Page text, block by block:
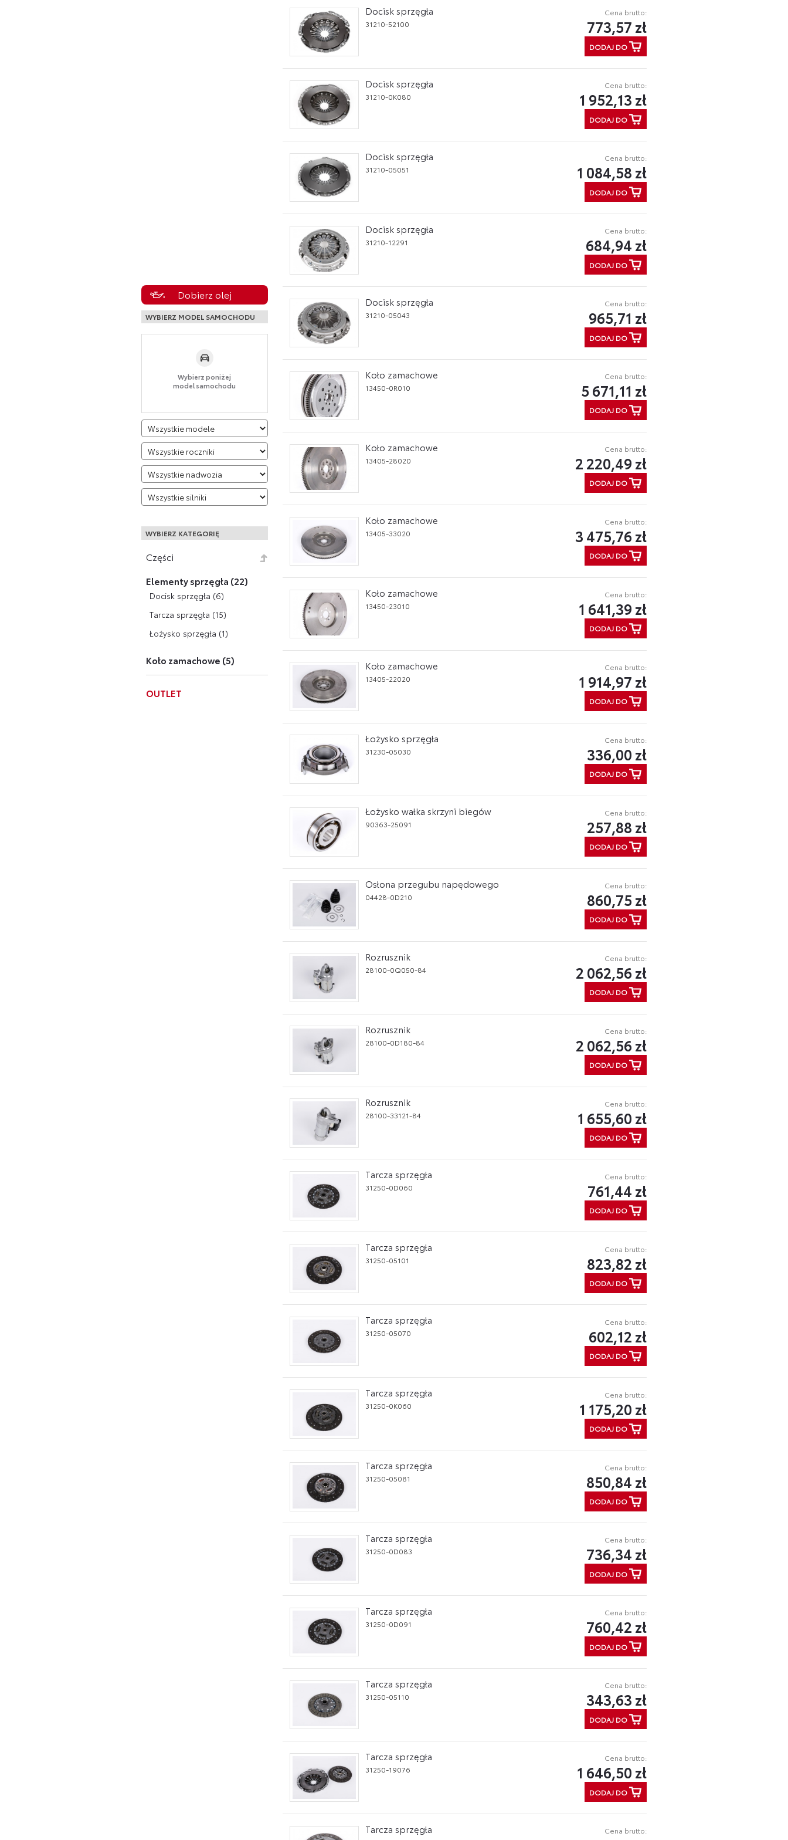
Dobierz olej
WYBIERZ MODEL SAMOCHODU
Wybierz poniżej
model samochodu
WYBIERZ KATEGORIĘ
Części
Elementy sprzęgła (22)
Docisk sprzęgła (6)
Tarcza sprzęgła (15)
Łoźysko sprzęgła (1)
Koło zamachowe (5)
OUTLET
Docisk sprzęgła
31210-52100
Cena brutto:
773,57 zł
DODAJ DO
Docisk sprzęgła
31210-0K080
Cena brutto:
1 952,13 zł
DODAJ DO
Docisk sprzęgła
31210-05051
Cena brutto:
1 084,58 zł
DODAJ DO
Docisk sprzęgła
31210-12291
Cena brutto:
684,94 zł
DODAJ DO
Docisk sprzęgła
31210-05043
Cena brutto:
965,71 zł
DODAJ DO
Koło zamachowe
13450-0R010
Cena brutto:
5 671,11 zł
DODAJ DO
Koło zamachowe
13405-28020
Cena brutto:
2 220,49 zł
DODAJ DO
Koło zamachowe
13405-33020
Cena brutto:
3 475,76 zł
DODAJ DO
Koło zamachowe
13450-23010
Cena brutto:
1 641,39 zł
DODAJ DO
Koło zamachowe
13405-22020
Cena brutto:
1 914,97 zł
DODAJ DO
Łożysko sprzęgła
31230-05030
Cena brutto:
336,00 zł
DODAJ DO
Łożysko wałka skrzyni biegów
90363-25091
Cena brutto:
257,88 zł
DODAJ DO
Osłona przegubu napędowego
04428-0D210
Cena brutto:
860,75 zł
DODAJ DO
Rozrusznik
28100-0Q050-84
Cena brutto:
2 062,56 zł
DODAJ DO
Rozrusznik
28100-0D180-84
Cena brutto:
2 062,56 zł
DODAJ DO
Rozrusznik
28100-33121-84
Cena brutto:
1 655,60 zł
DODAJ DO
Tarcza sprzęgła
31250-0D060
Cena brutto:
761,44 zł
DODAJ DO
Tarcza sprzęgła
31250-05101
Cena brutto:
823,82 zł
DODAJ DO
Tarcza sprzęgła
31250-05070
Cena brutto:
602,12 zł
DODAJ DO
Tarcza sprzęgła
31250-0K060
Cena brutto:
1 175,20 zł
DODAJ DO
Tarcza sprzęgła
31250-05081
Cena brutto:
850,84 zł
DODAJ DO
Tarcza sprzęgła
31250-0D083
Cena brutto:
736,34 zł
DODAJ DO
Tarcza sprzęgła
31250-0D091
Cena brutto:
760,42 zł
DODAJ DO
Tarcza sprzęgła
31250-05110
Cena brutto:
343,63 zł
DODAJ DO
Tarcza sprzęgła
31250-19076
Cena brutto:
1 646,50 zł
DODAJ DO
Tarcza sprzęgła Cena brutto: